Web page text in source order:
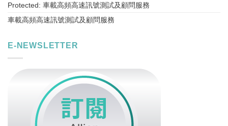
Protected: 車載高頻高速訊號測試及顧問服務
車載高頻高速訊號測試及顧問服務
E-NEWSLETTER